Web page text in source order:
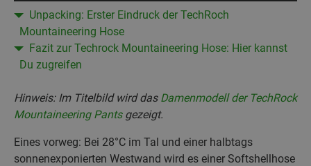
Unpacking: Erster Eindruck der TechRoch
Mountaineering Hose
Fazit zur Techrock Mountaineering Hose: Hier kannst
Du zugreifen
Hinweis: Im Titelbild wird das Damenmodell der TechRock
Mountaineering Pantsgezeigt.
Eines vorweg: Bei 28°C im Tal und einer halbtags
sonnenexponierten Westwand wird es einer Softshellhose